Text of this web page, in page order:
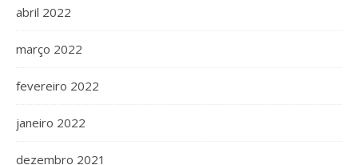
abril 2022
março 2022
fevereiro 2022
janeiro 2022
dezembro 2021